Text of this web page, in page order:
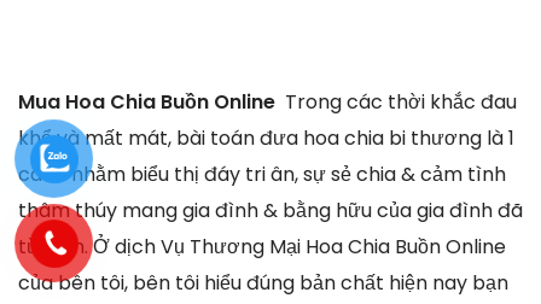
Mua Hoa Chia Buồn Online Trong các thời khắc đau
khổ và mất mát, bài toán đưa hoa chia bi thương là 1
cách nhằm biểu thị đáy tri ân, sự sẻ chia & cảm tình
thâm thúy mang gia đình & bằng hữu của gia đình đã
từ trần. Ở dịch Vụ Thương Mại Hoa Chia Buồn Online
của bên tôi, bên tôi hiểu đúng bản chất hiện nay bạn